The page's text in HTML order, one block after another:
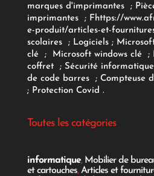
marques d'imprimantes
;
imprimantes
; Fhttps://
e-produit/articles-et-
scolaires; Logiciels ;
clé
; Microsoft windows clé;
coffret ; Sécurité informatique
de code barres
; Compteuse
; Protection Covid .
Toutes les catégories
informatique, Mobilier de
et cartouches,Articles et